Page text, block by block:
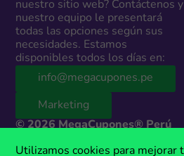
nuestro sitio web? Contáctenos y
nuestro equipo le presentará
todas las opciones según sus
necesidades. Estamos
disponibles todos los días en:
info@megacupones.pe
Marketing
© 2026 MegaCupones® Perú
Este sitio web contiene enlaces de
Utilizamos cookies para mejorar